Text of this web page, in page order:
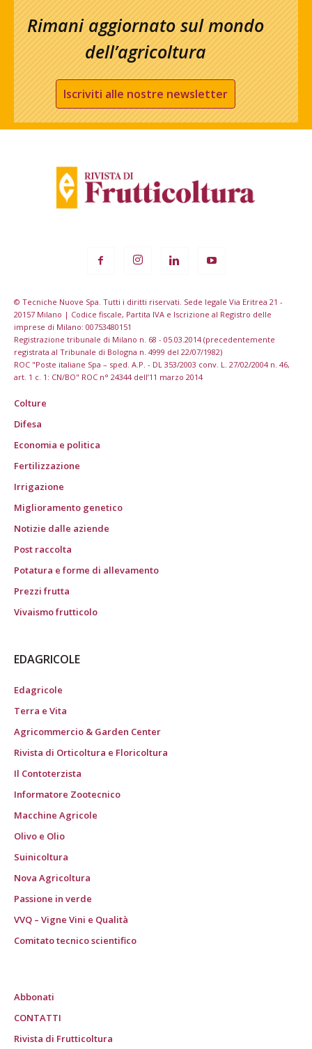
Rimani aggiornato sul mondo
dell’agricoltura
Iscriviti alle nostre newsletter
© Tecniche Nuove Spa. Tutti i diritti riservati. Sede legale Via Eritrea 21 -
20157 Milano | Codice fiscale, Partita IVA e Iscrizione al Registro delle
imprese di Milano: 00753480151
Registrazione tribunale di Milano n. 68 - 05.03.2014 (precedentemente
registrata al Tribunale di Bologna n. 4999 del 22/07/1982)
ROC "Poste italiane Spa – sped. A.P. - DL 353/2003 conv. L. 27/02/2004 n. 46,
art. 1 c. 1: CN/BO" ROC n° 24344 dell’11 marzo 2014
Colture
Difesa
Economia e politica
Fertilizzazione
Irrigazione
Miglioramento genetico
Notizie dalle aziende
Post raccolta
Potatura e forme di allevamento
Prezzi frutta
Vivaismo frutticolo
EDAGRICOLE
Edagricole
Terra e Vita
Agricommercio & Garden Center
Rivista di Orticoltura e Floricoltura
Il Contoterzista
Informatore Zootecnico
Macchine Agricole
Olivo e Olio
Suinicoltura
Nova Agricoltura
Passione in verde
VVQ – Vigne Vini e Qualità
Comitato tecnico scientifico
Abbonati
CONTATTI
Rivista di Frutticoltura